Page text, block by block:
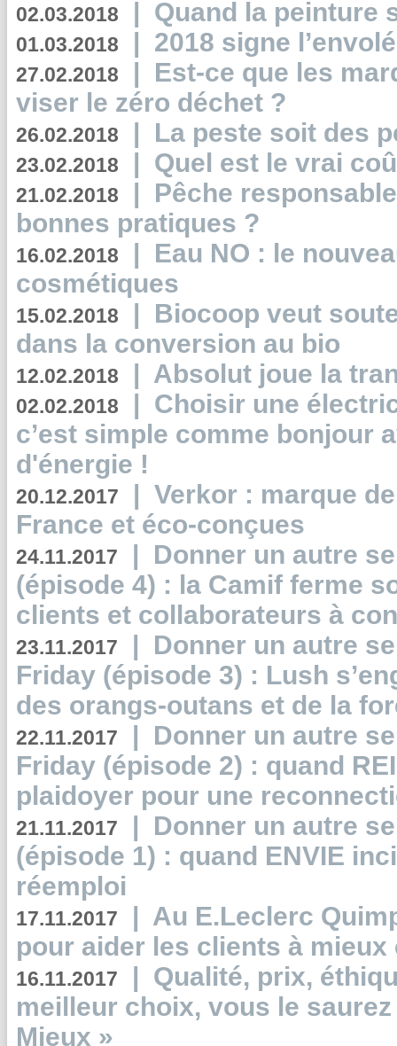
02.03.2018 | Quand la peinture
01.03.2018 | 2018 signe
27.02.2018 | Est-ce que les
viser le zéro déchet ?
26.02.2018 | La peste soit des
23.02.2018 | Quel est le vrai
21.02.2018 | Pêche
bonnes pratiques ?
16.02.2018 | Eau NO : le
cosmétiques
15.02.2018 | Biocoop veut
dans la conversion au bio
12.02.2018 | Absolut joue la
02.02.2018 | Choisir une
c’est simple comme bonjour
d'énergie !
20.12.2017 | Verkor : marque
France et éco-conçues
24.11.2017 | Donner un autre
(épisode 4) : la Camif ferme
clients et collaborateurs à
23.11.2017 | Donner un autre
Friday (épisode 3) : Lush
des orangs-outans et de la
22.11.2017 | Donner un autre
Friday (épisode 2) : quand
plaidoyer pour une
21.11.2017 | Donner un autre
(épisode 1) : quand ENVIE
réemploi
17.11.2017 | Au E.Leclerc
pour aider les clients à
16.11.2017 | Qualité, prix,
meilleur choix, vous le
Mieux »